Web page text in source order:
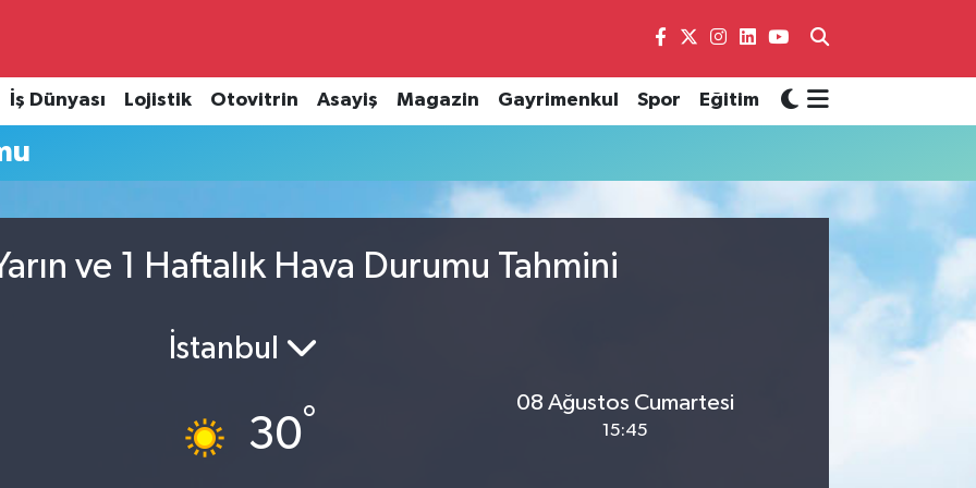
İş Dünyası Lojistik Otovitrin Asayiş Magazin Gayrimenkul Spor Eğitim
ve 1 Haftalık Hava Durumu Tahmini
İstanbul
30°
08 Ağustos Cumartesi
15:45